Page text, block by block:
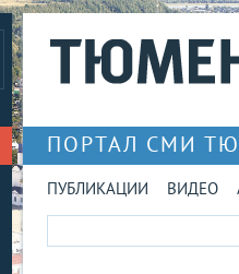
ПОРТАЛ СМИ
ПУБЛИКАЦИИ ВИДЕО